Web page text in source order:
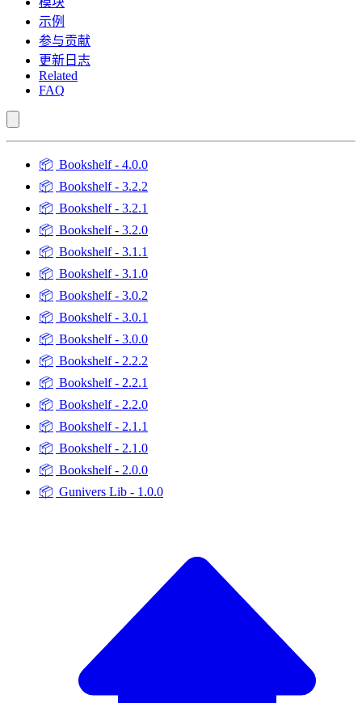
示例
参与贡献
更新日志
Related
FAQ
📦 Bookshelf - 4.0.0
📦 Bookshelf - 3.2.2
📦 Bookshelf - 3.2.1
📦 Bookshelf - 3.2.0
📦 Bookshelf - 3.1.1
📦 Bookshelf - 3.1.0
📦 Bookshelf - 3.0.2
📦 Bookshelf - 3.0.1
📦 Bookshelf - 3.0.0
📦 Bookshelf - 2.2.2
📦 Bookshelf - 2.2.1
📦 Bookshelf - 2.2.0
📦 Bookshelf - 2.1.1
📦 Bookshelf - 2.1.0
📦 Bookshelf - 2.0.0
📦 Gunivers Lib - 1.0.0